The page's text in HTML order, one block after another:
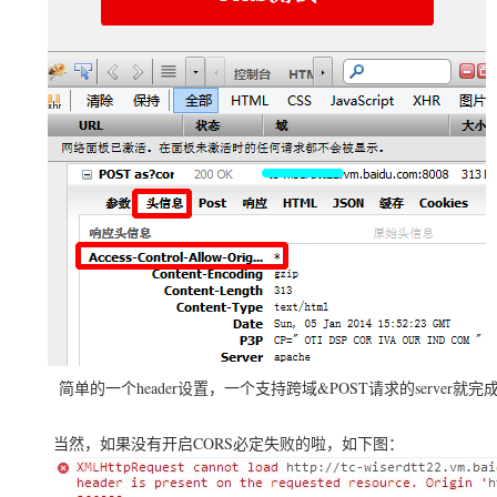
简单的一个header设置，一个支持跨域&POST请求的server就完
当然，如果没有开启CORS必定失败的啦，如下图：